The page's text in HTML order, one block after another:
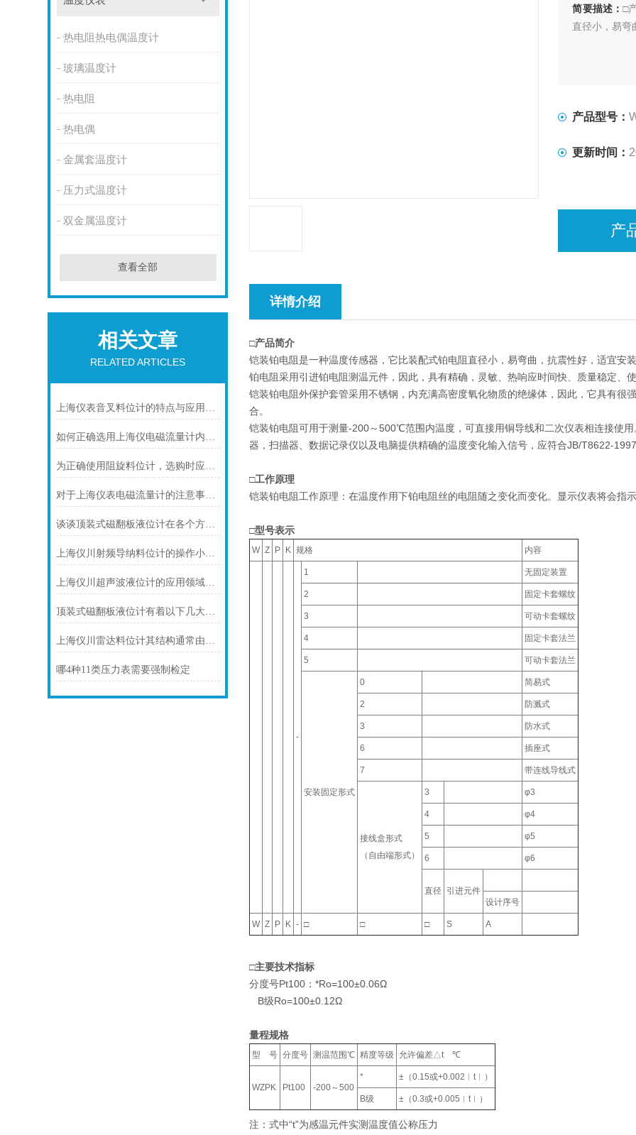
热电阻热电偶温度计
玻璃温度计
热电阻
热电偶
金属套温度计
压力式温度计
双金属温度计
查看全部
相关文章
RELATED ARTICLES
上海仪表音叉料位计的特点与应用的解析
如何正确选用上海仪电磁流量计内衬材料
为正确使用阻旋料位计，选购时应注意以下几点
对于上海仪表电磁流量计的注意事项，你可知晓！
谈谈顶装式磁翻板液位计在各个方面的注意事项
上海仪川射频导纳料位计的操作小技巧
上海仪川超声波液位计的应用领域与性能特点
顶装式磁翻板液位计有着以下几大技术特点
上海仪川雷达料位计其结构通常由以下部分组成
哪4种11类压力表需要强制检定
简要描述：□
直径小，易弯
产品型号：
更新时间：
产
详情介绍
□产品简介
铠装铂电阻是一种温度传感器，它比装配式铂电阻直径小，易弯曲，抗震性好，适宜安
铂电阻采用引进铂电阻测温元件，因此，具有精确，灵敏、热响应时间快、质量稳定、
铠装铂电阻外保护套管采用不锈钢，内充满高密度氧化物质的绝缘体，因此，它具有很
合。
铠装铂电阻可用于测量-200～500℃范围内温度，可直接用铜导线和二次仪表相连接使
器，扫描器、数据记录仪以及电脑提供精确的温度变化输入信号，应符合JB/T8622-
□工作原理
铠装铂电阻工作原理：在温度作用下铂电阻丝的电阻随之变化而变化。显示仪表将会指
□型号表示
W Z P K 规格 内容
-
1 无固定装置
2 固定卡套螺纹
3 可动卡套螺纹
4 固定卡套法兰
5 可动卡套法兰
安装固定形式
0 简易式
2 防溅式
3 防水式
6 插座式
7 带连线导线式
接线盒形式
（自由端形式）
3 φ3
4 φ4
5 φ5
6 φ6
直径
引进元件
设计序号
W Z P K - □ □ □ S A
□主要技术指标
分度号Pt100：*Ro=100±0.06Ω
B级Ro=100±0.12Ω
量程规格
型 号 分度号 测温范围℃ 精度等级 允许偏差△t ℃
WZPK Pt100 -200～500
* ±（0.15或+0.002︱t︱）
B级 ±（0.3或+0.005︱t︱）
注：式中“t”为感温元件实测温度值公称压力